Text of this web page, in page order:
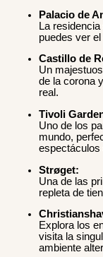
Palacio de
La
puedes ver
Castillo de
Un
de la corona
real.
Tivoli
Uno de los
mundo,
espectáculos
Strøget:
Una de las
repleta de
Explora los
visita la
ambiente